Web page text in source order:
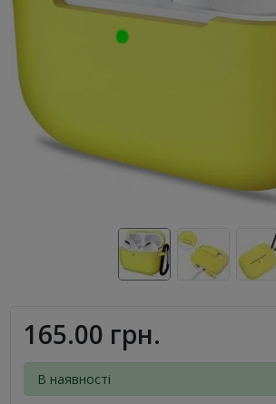
165.00 грн.
В наявності